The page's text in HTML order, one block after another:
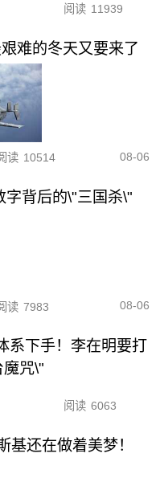
阅读 11939
难的冬天又要来了
读 10514 08-06
背后的\"三国杀\"
读 7983 08-06
系下手！李在明要打
魔咒\"
阅读 6063
基还在做着美梦！